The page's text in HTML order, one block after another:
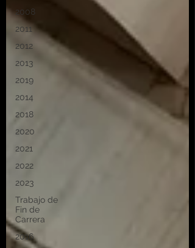
2008
2011
2012
2013
2019
2014
2018
2020
2021
2022
2023
Trabajo de
Fin de
Carrera
2016